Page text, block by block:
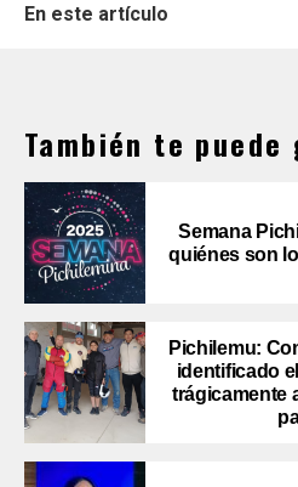
En este artículo
También te
Semana
quiénes son
Pichilemu:
identificado
trágicamente